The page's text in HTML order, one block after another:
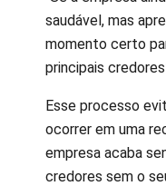
saudável, mas
momento certo
principais
Esse processo
ocorrer em uma
empresa acaba
credores sem o